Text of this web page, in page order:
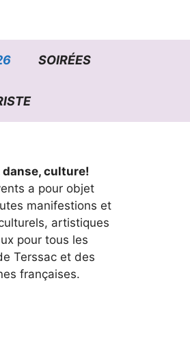
SOIRÉES
culture!
a pour objet
manifestions et
artistiques
pour tous les
Terssac et des
françaises.